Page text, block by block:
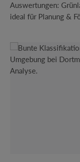
Auswertungen:
ideal für Planung &
Bildergalerie